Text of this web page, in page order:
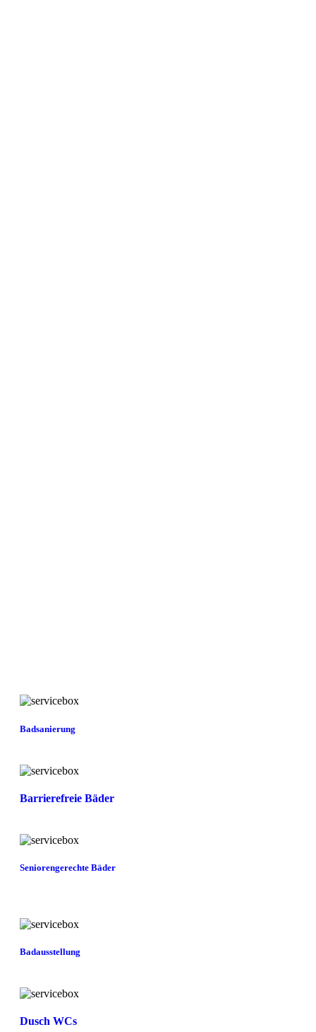
Badsanierung
Barrierefreie Bäder
Seniorengerechte Bäder
Badausstellung
Dusch WCs